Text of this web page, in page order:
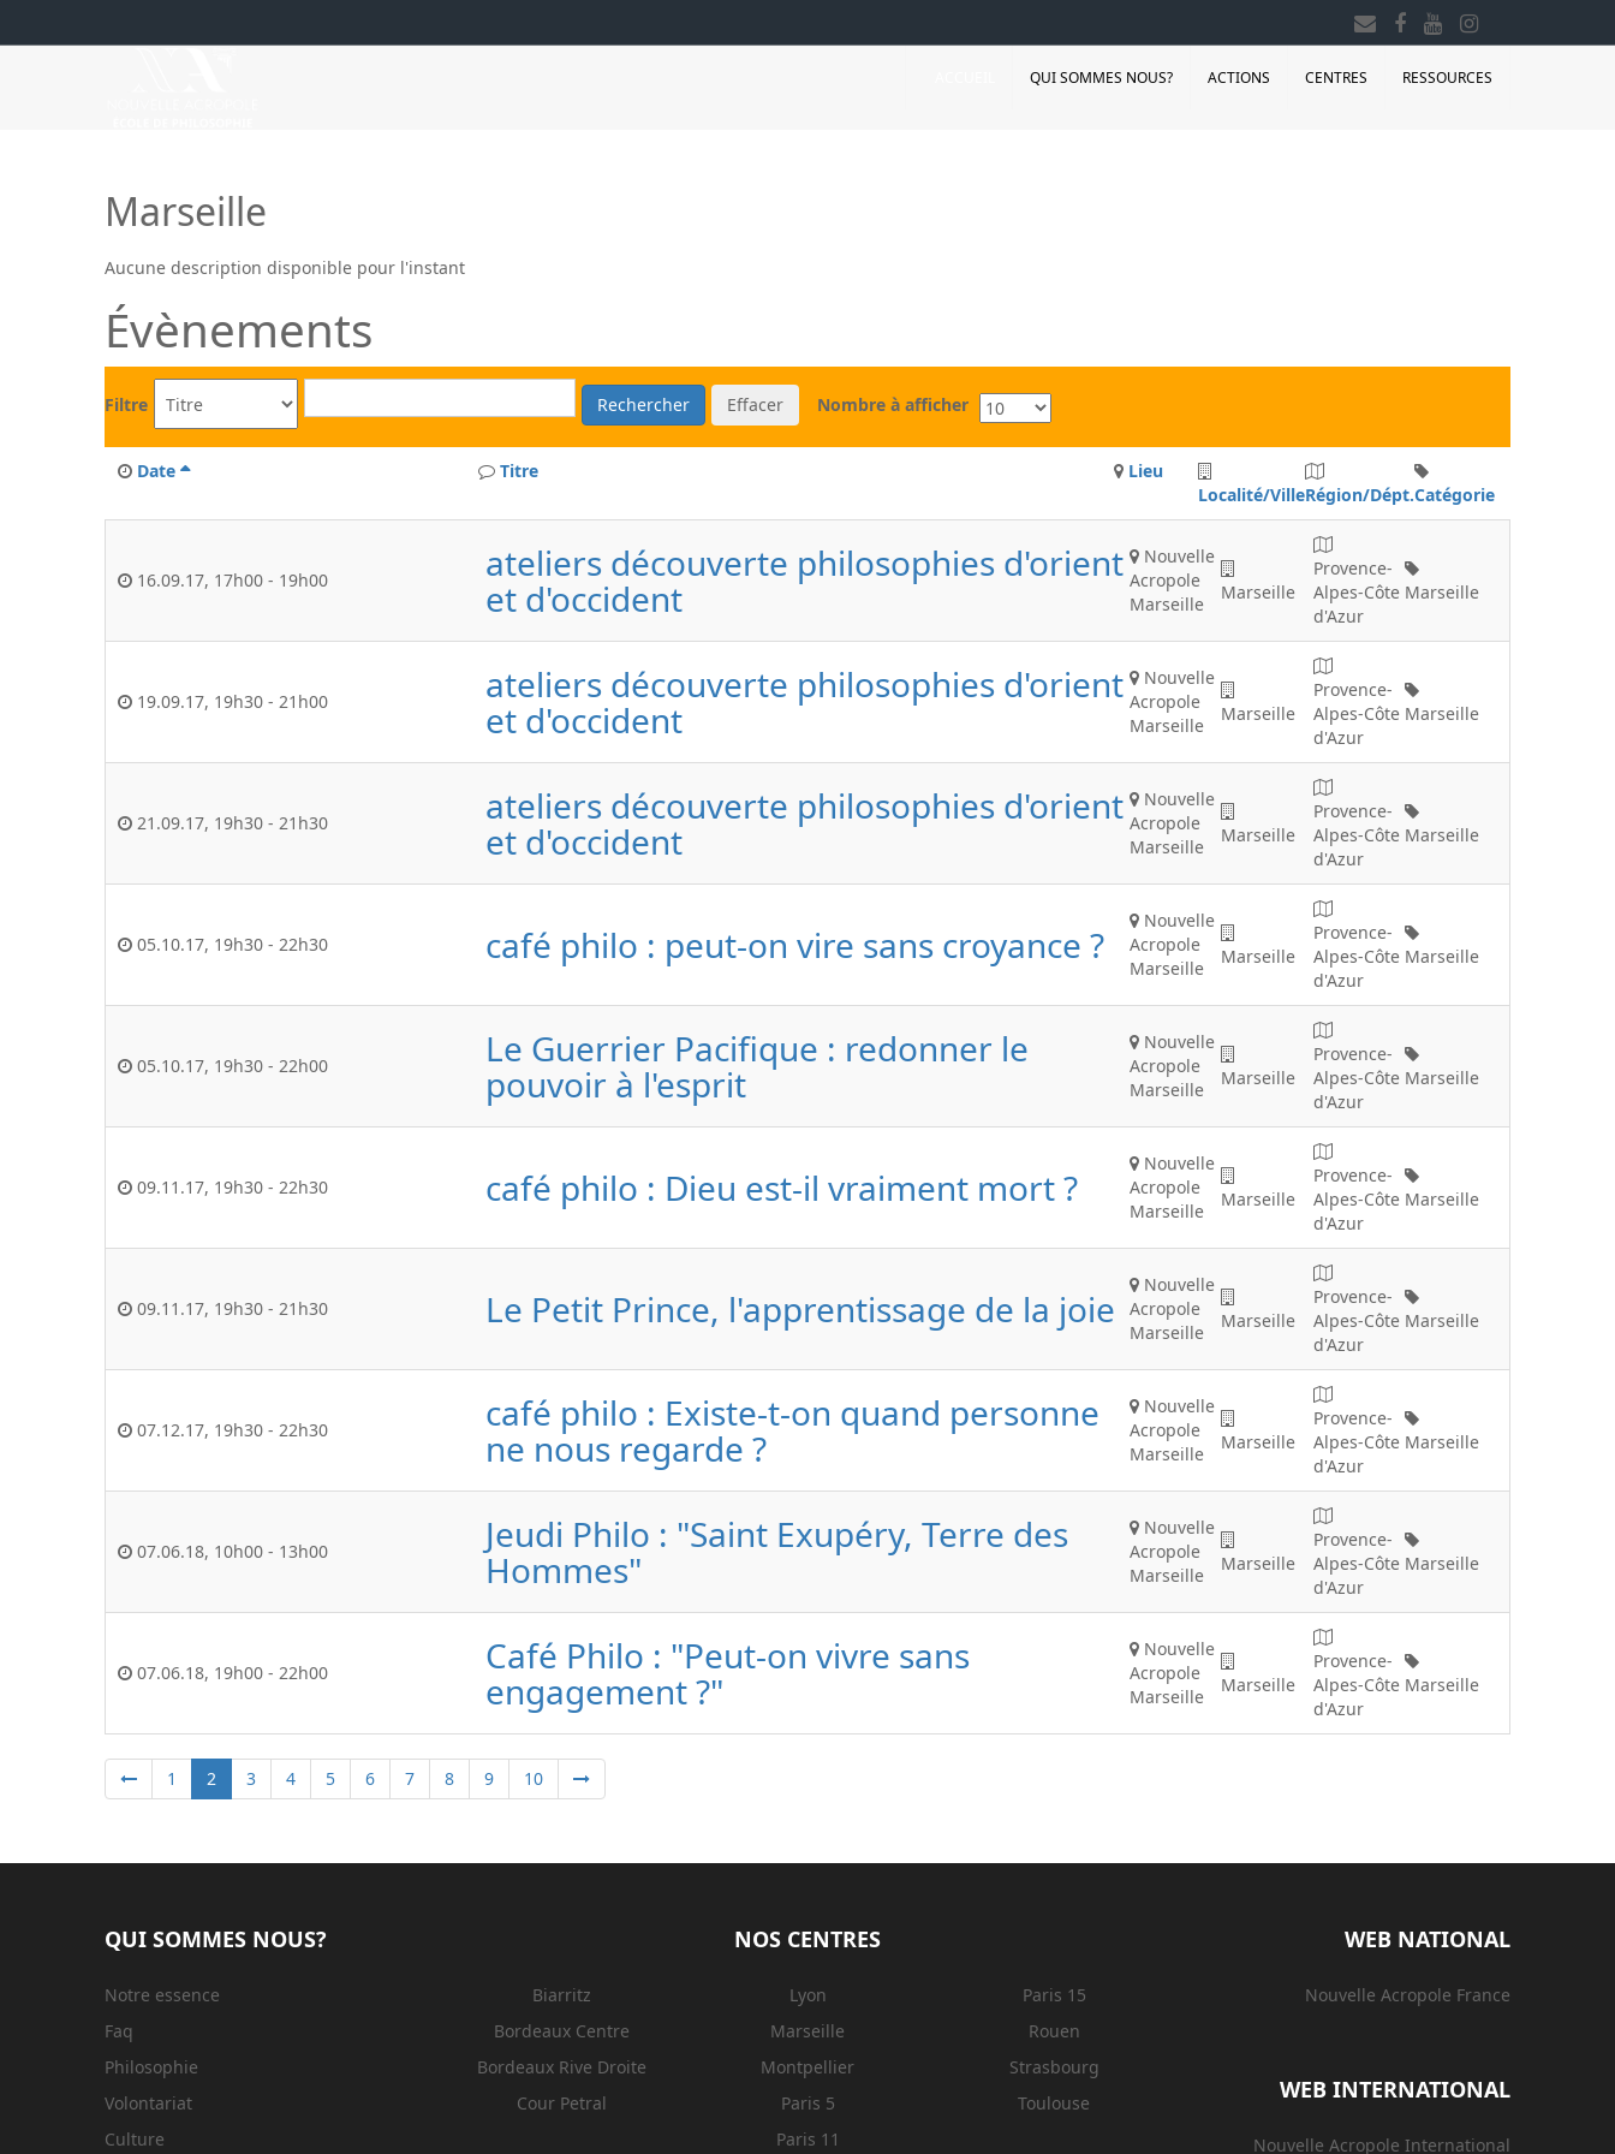
QUI SOMMES NOUS? ACTIONS CENTRES RESSOURCES
Marseille
Aucune description disponible pour l'instant
Évènements
Filtre Rechercher Effacer Nombre à afficher
Date Titre
Lieu
Localité/VilleRégion/Dépt.Catégorie
16.09.17, 17h00 - 19h00 ateliers découverte philosophies d'orient
et d'occident
Nouvelle
Acropole
Marseille
Marseille
Provence-
Alpes-Côte
d'Azur
Marseille
19.09.17, 19h30 - 21h00 ateliers découverte philosophies d'orient
et d'occident
Nouvelle
Acropole
Marseille
Marseille
Provence-
Alpes-Côte
d'Azur
Marseille
21.09.17, 19h30 - 21h30 ateliers découverte philosophies d'orient
et d'occident
Nouvelle
Acropole
Marseille
Marseille
Provence-
Alpes-Côte
d'Azur
Marseille
05.10.17, 19h30 - 22h30 café philo : peut-on vire sans croyance ?
Nouvelle
Acropole
Marseille
Marseille
Provence-
Alpes-Côte
d'Azur
Marseille
05.10.17, 19h30 - 22h00 Le Guerrier Pacifique : redonner le
pouvoir à l'esprit
Nouvelle
Acropole
Marseille
Marseille
Provence-
Alpes-Côte
d'Azur
Marseille
09.11.17, 19h30 - 22h30 café philo : Dieu est-il vraiment mort ?
Nouvelle
Acropole
Marseille
Marseille
Provence-
Alpes-Côte
d'Azur
Marseille
09.11.17, 19h30 - 21h30 Le Petit Prince, l'apprentissage de la joie
Nouvelle
Acropole
Marseille
Marseille
Provence-
Alpes-Côte
d'Azur
Marseille
07.12.17, 19h30 - 22h30 café philo : Existe-t-on quand personne
ne nous regarde ?
Nouvelle
Acropole
Marseille
Marseille
Provence-
Alpes-Côte
d'Azur
Marseille
07.06.18, 10h00 - 13h00 Jeudi Philo : "Saint Exupéry, Terre des
Hommes"
Nouvelle
Acropole
Marseille
Marseille
Provence-
Alpes-Côte
d'Azur
Marseille
07.06.18, 19h00 - 22h00 Café Philo : "Peut-on vivre sans
engagement ?"
Nouvelle
Acropole
Marseille
Marseille
Provence-
Alpes-Côte
d'Azur
Marseille
1 2 3 4 5 6 7 8 9 10
QUI SOMMES NOUS?
Notre essence
Faq
Philosophie
Volontariat
Culture
NOS CENTRES
Biarritz
Bordeaux Centre
Bordeaux Rive Droite
Cour Petral
Lyon
Marseille
Montpellier
Paris 5
Paris 11
Paris 15
Rouen
Strasbourg
Toulouse
WEB NATIONAL
Nouvelle Acropole France
WEB INTERNATIONAL
Nouvelle Acropole International